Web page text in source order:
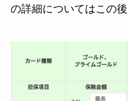
の詳細についてはこの